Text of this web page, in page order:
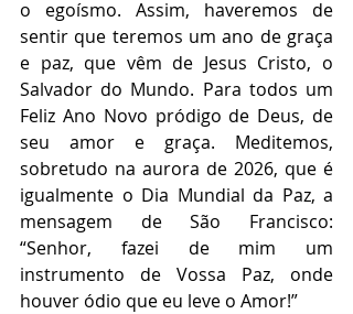
o egoísmo. Assim, haveremos de
sentir que teremos um ano de graça
e paz, que vêm de Jesus Cristo, o
Salvador do Mundo. Para todos um
Feliz Ano Novo pródigo de Deus, de
seu amor e graça. Meditemos,
sobretudo na aurora de 2026, que é
igualmente o Dia Mundial da Paz, a
mensagem de São Francisco:
“Senhor, fazei de mim um
instrumento de Vossa Paz, onde
houver ódio que eu leve o Amor!”